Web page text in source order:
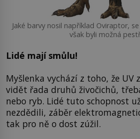
Jaké barvy nosil například Oviraptor,
však byli možná
Lidé mají smůlu!
Myšlenka vychází z toho, že UV
vidět řada druhů živočichů,
nebo ryb. Lidé tuto schopnost
nezdědili, záběr
tak pro ně o dost zúžil.